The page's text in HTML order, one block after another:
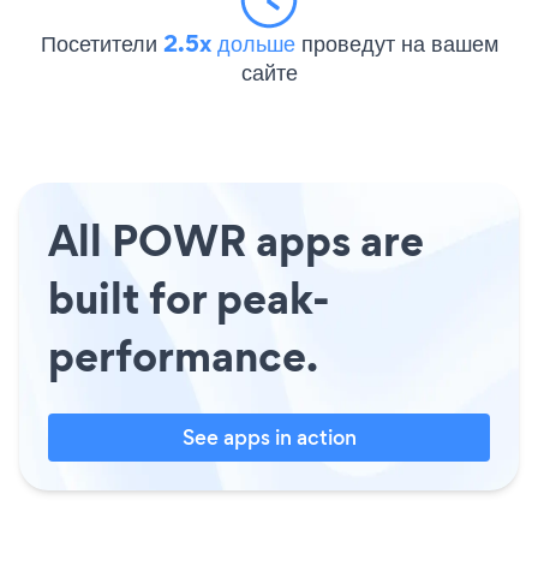
Посетители 2.5x дольше проведут на вашем
сайте
All POWR apps are
built for peak-
performance.
See apps in action